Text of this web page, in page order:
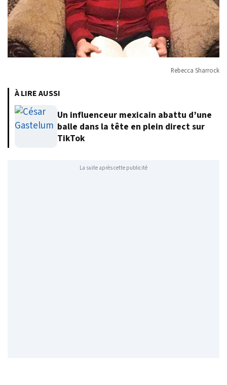
Rebecca Sharrock
À LIRE AUSSI
Un influenceur mexicain abattu d’une
balle dans la tête en plein direct sur
TikTok
La suite après cette publicité